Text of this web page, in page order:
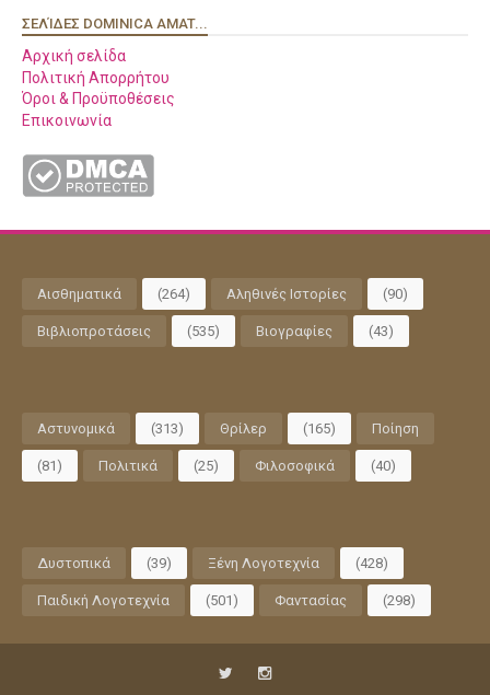
ΣΕΛΊΔΕΣ DOMINICA AMAT...
Αρχική σελίδα
Πολιτική Απορρήτου
Όροι & Προϋποθέσεις
Επικοινωνία
Αισθηματικά (264) Αληθινές Ιστορίες (90)
Βιβλιοπροτάσεις (535) Βιογραφίες (43)
Αστυνομικά (313) Θρίλερ (165) Ποίηση
(81) Πολιτικά (25) Φιλοσοφικά (40)
Δυστοπικά (39) Ξένη Λογοτεχνία (428)
Παιδική Λογοτεχνία (501) Φαντασίας (298)